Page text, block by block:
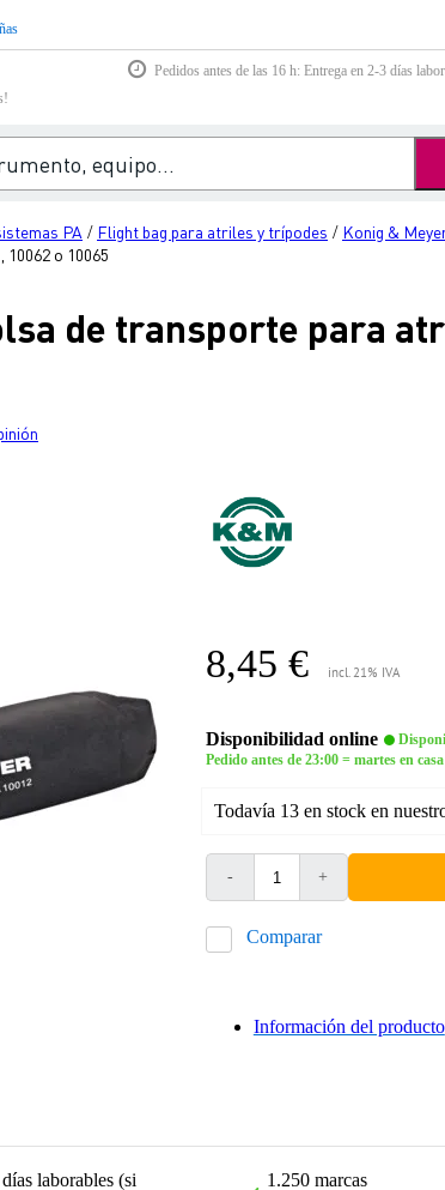
Pedidos antes de las 16 h: Entrega en 2-3 días
PA / Flight bag para atriles y trípodes / Konig &
o 10065
de transporte para
8,45 € incl. 21% IVA
Disponibilidad online
Pedido antes de 23:00 = martes en casa
Todavía 13 en stock en
- +
Comparar
Información del producto
laborables (si
1.250 marcas